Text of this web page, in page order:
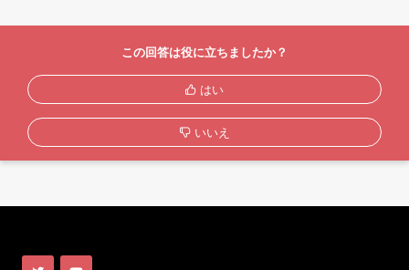
この回答は役に立ちましたか？
はい
いいえ